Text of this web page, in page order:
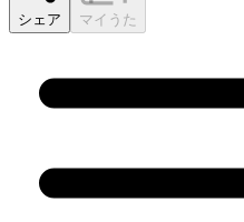
シェア マイうた